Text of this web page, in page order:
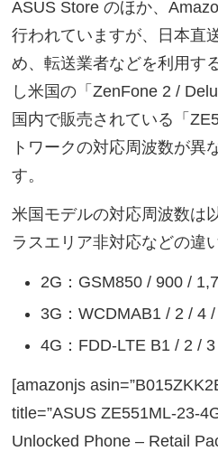
ASUS Store のほか、
行われていますが、日本直
め、転送業者などを利用す
し米国の「ZenFone 2 /
国内で販売されている「
トワークの対応周波数が異
す。
米国モデルの対応周波数は
ラスエリア非対応などの違
2G：GSM850 / 900 /
3G：WCDMAB1 / 2 / 4
4G：FDD-LTE B1 / 2 /
[amazonjs
title=”ASUS ZE551ML-23-
Unlocked Phone – Retail